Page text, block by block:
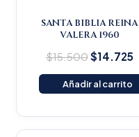
SANTA BIBLIA REINA
VALERA 1960
$15.500$14.725
Añadir al carrito